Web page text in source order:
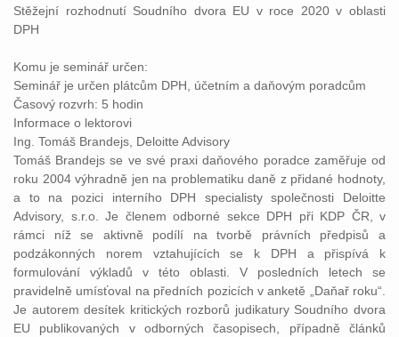
Stěžejní rozhodnutí Soudního dvora EU v roce 2020 v oblasti
DPH
Komu je seminář určen:
Seminář je určen plátcům DPH, účetním a daňovým poradcům
Časový rozvrh: 5 hodin
Informace o lektorovi
Ing. Tomáš Brandejs, Deloitte Advisory
Tomáš Brandejs se ve své praxi daňového poradce zaměřuje od
roku 2004 výhradně jen na problematiku daně z přidané hodnoty,
a to na pozici interního DPH specialisty společnosti Deloitte
Advisory, s.r.o. Je členem odborné sekce DPH při KDP ČR, v
rámci níž se aktivně podílí na tvorbě právních předpisů a
podzákonných norem vztahujících se k DPH a přispívá k
formulování výkladů v této oblasti. V posledních letech se
pravidelně umísťoval na předních pozicích v anketě „Daňař roku“.
Je autorem desítek kritických rozborů judikatury Soudního dvora
EU publikovaných v odborných časopisech, případně článků